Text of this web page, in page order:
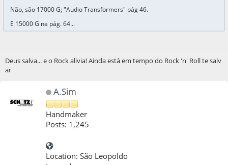
Não, são 17000 G; "Audio Transformers" pág 46.
E 15000 G na pág. 64...
Deus salva... e o Rock alivia! Ainda está em tempo do Rock 'n' Roll te salv
ar
A.Sim
Handmaker
Posts: 1,245
Location: São Leopoldo